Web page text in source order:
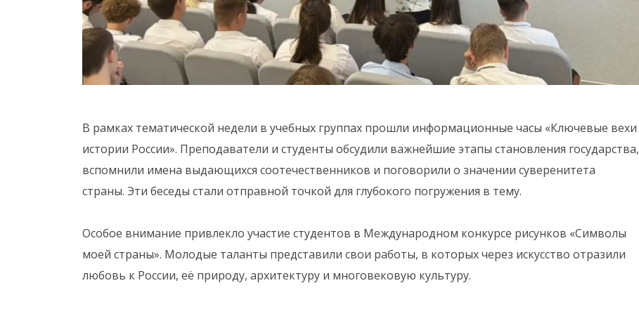
В рамках тематической недели в учебных группах прошли информационные часы «Ключевые вехи
истории России». Преподаватели и студенты обсудили важнейшие этапы становления государства,
вспомнили имена выдающихся соотечественников и поговорили о значении суверенитета
страны. Эти беседы стали отправной точкой для глубокого погружения в тему.
Особое внимание привлекло участие студентов в Международном конкурсе рисунков «Символы
моей страны». Молодые таланты представили свои работы, в которых через искусство отразили
любовь к России, её природу, архитектуру и многовековую культуру.